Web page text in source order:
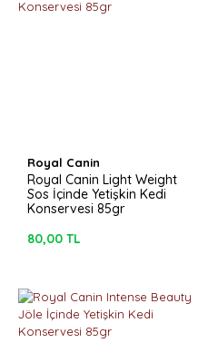
Royal Canin
Royal Canin Light Weight
Sos İçinde Yetişkin Kedi
Konservesi 85gr
80,00 TL